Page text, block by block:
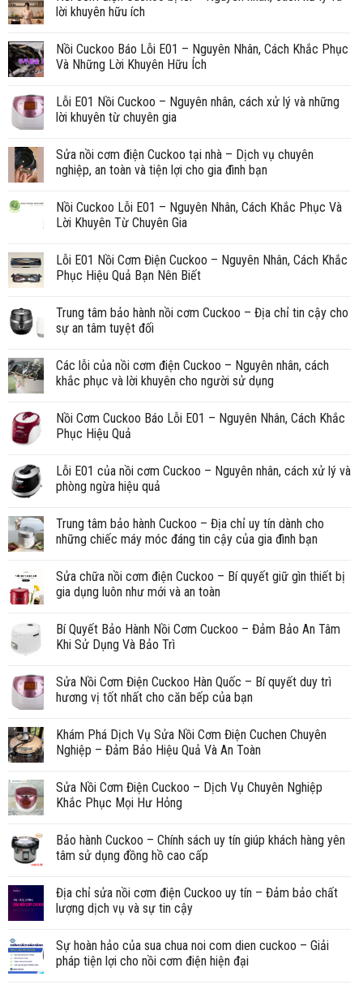
lời khuyên hữu ích
Nồi Cuckoo Báo Lỗi E01 – Nguyên Nhân, Cách Khắc Phục
Và Những Lời Khuyên Hữu Ích
Lỗi E01 Nồi Cuckoo – Nguyên nhân, cách xử lý và những
lời khuyên từ chuyên gia
Sửa nồi cơm điện Cuckoo tại nhà – Dịch vụ chuyên
nghiệp, an toàn và tiện lợi cho gia đình bạn
Nồi Cuckoo Lỗi E01 – Nguyên Nhân, Cách Khắc Phục Và
Lời Khuyên Từ Chuyên Gia
Lỗi E01 Nồi Cơm Điện Cuckoo – Nguyên Nhân, Cách Khắc
Phục Hiệu Quả Bạn Nên Biết
Trung tâm bảo hành nồi cơm Cuckoo – Địa chỉ tin cậy cho
sự an tâm tuyệt đối
Các lỗi của nồi cơm điện Cuckoo – Nguyên nhân, cách
khắc phục và lời khuyên cho người sử dụng
Nồi Cơm Cuckoo Báo Lỗi E01 – Nguyên Nhân, Cách Khắc
Phục Hiệu Quả
Lỗi E01 của nồi cơm Cuckoo – Nguyên nhân, cách xử lý và
phòng ngừa hiệu quả
Trung tâm bảo hành Cuckoo – Địa chỉ uy tín dành cho
những chiếc máy móc đáng tin cậy của gia đình bạn
Sửa chữa nồi cơm điện Cuckoo – Bí quyết giữ gìn thiết bị
gia dụng luôn như mới và an toàn
Bí Quyết Bảo Hành Nồi Cơm Cuckoo – Đảm Bảo An Tâm
Khi Sử Dụng Và Bảo Trì
Sửa Nồi Cơm Điện Cuckoo Hàn Quốc – Bí quyết duy trì
hương vị tốt nhất cho căn bếp của bạn
Khám Phá Dịch Vụ Sửa Nồi Cơm Điện Cuchen Chuyên
Nghiệp – Đảm Bảo Hiệu Quả Và An Toàn
Sửa Nồi Cơm Điện Cuckoo – Dịch Vụ Chuyên Nghiệp
Khắc Phục Mọi Hư Hỏng
Bảo hành Cuckoo – Chính sách uy tín giúp khách hàng yên
tâm sử dụng đồng hồ cao cấp
Địa chỉ sửa nồi cơm điện Cuckoo uy tín – Đảm bảo chất
lượng dịch vụ và sự tin cậy
Sự hoàn hảo của sua chua noi com dien cuckoo – Giải
pháp tiện lợi cho nồi cơm điện hiện đại